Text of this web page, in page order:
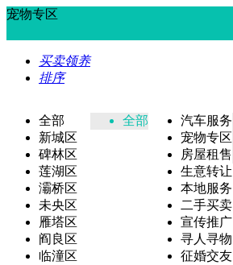
宠物专区
买卖领养
排序
全部
新城区
碑林区
莲湖区
灞桥区
未央区
雁塔区
阎良区
临潼区
全部
汽车服务
宠物专区
房屋租售
生意转让
本地服务
二手买卖
宣传推广
寻人寻物
征婚交友